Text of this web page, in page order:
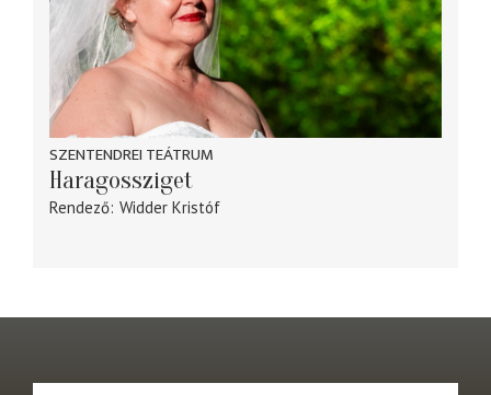
SZENTENDREI TEÁTRUM
Haragossziget
Rendező Widder Kristóf